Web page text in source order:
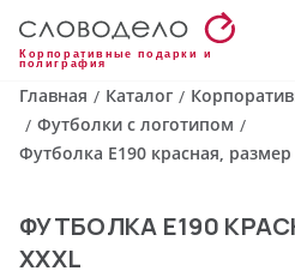
Корпоративные подарки и
полиграфия
Главная / Каталог /
/ Футболки с логотипом /
Футболка E190 красная, размер
ФУТБОЛКА E190
XXXL